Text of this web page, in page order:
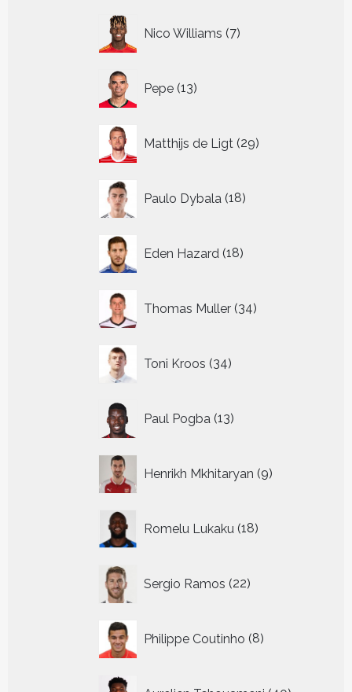
Nico Williams 7
producten
Pepe 13
producten
Matthijs de Ligt 29
producten
Paulo Dybala 18
producten
Eden Hazard 18
producten
Thomas Muller 34
producten
Toni Kroos 34
producten
Paul Pogba 13
producten
Henrikh Mkhitaryan 9
producten
Romelu Lukaku 18
producten
Sergio Ramos 22
producten
Philippe Coutinho 8
producten